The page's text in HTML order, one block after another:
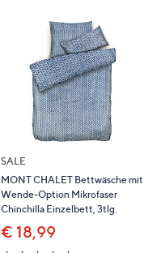
SALE
MONT CHALET Bettwäsche mit
Wende-Option Mikrofaser
Chinchilla Einzelbett, 3tlg.
€ 18,99